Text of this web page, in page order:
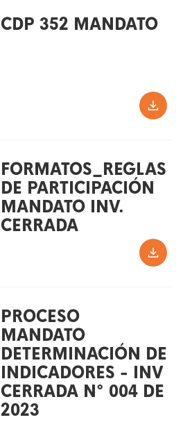
CDP 352 MANDATO
FORMATOS_REGLAS
DE PARTICIPACIÓN
MANDATO INV.
CERRADA
PROCESO
MANDATO
DETERMINACIÓN DE
INDICADORES - INV
CERRADA N° 004 DE
2023